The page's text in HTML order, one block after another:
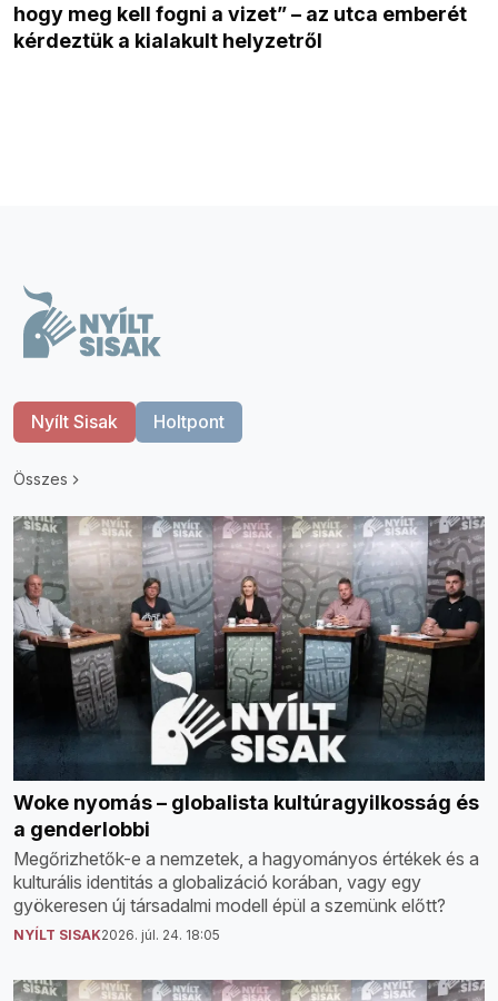
hogy meg kell fogni a vizet” – az utca emberét
kérdeztük a kialakult helyzetről
Nyílt Sisak Holtpont
Összes
Woke nyomás – globalista kultúragyilkosság és
a genderlobbi
Megőrizhetők-e a nemzetek, a hagyományos értékek és a
kulturális identitás a globalizáció korában, vagy egy
gyökeresen új társadalmi modell épül a szemünk előtt?
NYÍLT SISAK2026. júl. 24. 18:05